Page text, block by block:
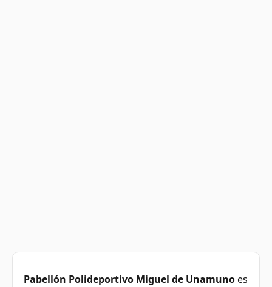
Pabellón Polideportivo Miguel de Unamunoes